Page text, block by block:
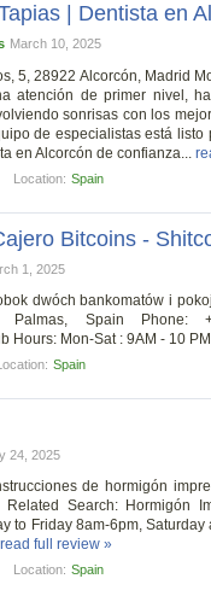
| Dentista en
March 10, 2025
5, 28922 Alcorcón, Madrid
atención de primer nivel,
sonrisas con los
de especialistas está
en Alcorcón de confianza...
Location: Spain
Bitcoins -
1, 2025
dwóch bankomatów i
Spain Phone:
Hours: Mon-Sat : 9AM - 10
Spain
24, 2025
de hormigón
Search: Hormigón
to Friday 8am-6pm,
read full review »
Location: Spain